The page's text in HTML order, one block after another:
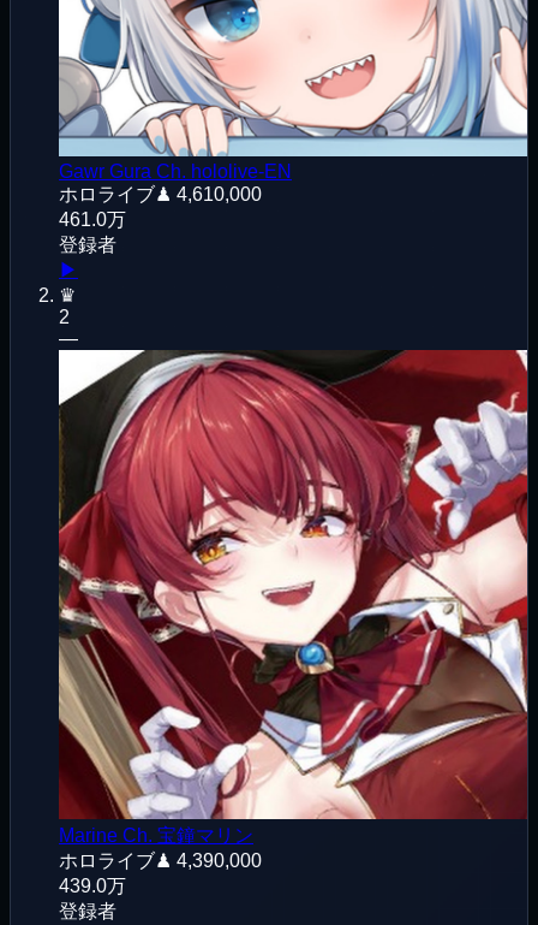
Gawr Gura Ch. hololive-EN
ホロライブ♟ 4,610,000
461.0万
登録者
▶
♛
2
—
Marine Ch. 宝鐘マリン
ホロライブ♟ 4,390,000
439.0万
登録者